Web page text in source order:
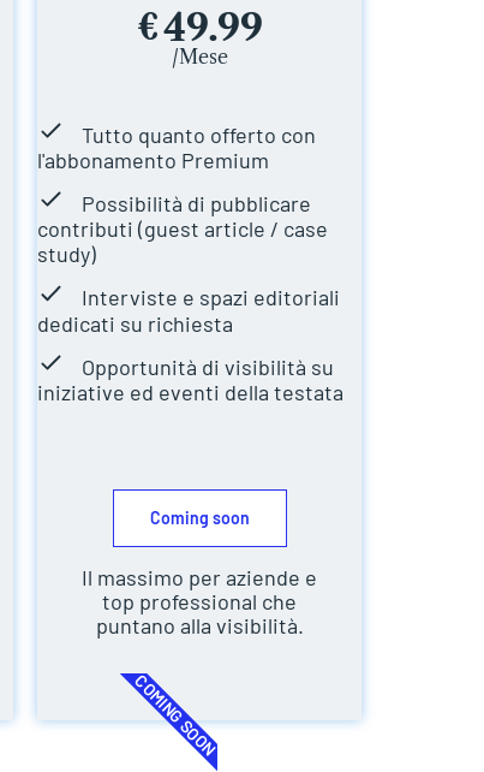
€49.99
/Mese
Tutto quanto offerto con
l'abbonamento Premium
Possibilità di pubblicare
contributi (guest article / case
study)
Interviste e spazi editoriali
dedicati su richiesta
Opportunità di visibilità su
iniziative ed eventi della testata
Coming soon
Il massimo per aziende e
top professional che
puntano alla visibilità.
COMING SOON